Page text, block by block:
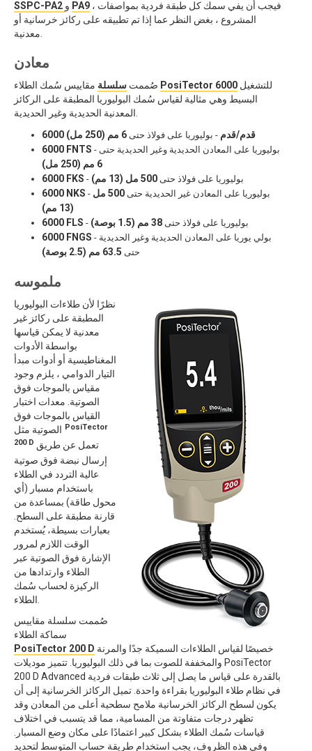
SSPC-PA2 PA9 ، فيجب أن يفي سمك كل طبقة فردية بمواصفات
المشروع ، بغض النظر عما إذا تم تطبيقه على ركائز خرسانية أو
معادن
صُممت سلسلة PosiTector 6000
البسيط وهي مثالية لقياس سُمك البوليوريا المطبقة على الركائز
6000 قدم/قدم - بوليوريا على فولاذ حتى 6 مم (250 مل)
6000 FNTS
- بوليوريا على المعادن الحديدية وغير الحديدية حتى
6 مم (250 مل)
6000 FKS
- بوليوريا على فولاذ حتى 500 مل (13 مم)
6000 NKS
- بوليوريا على المعادن غير الحديدية حتى
500 مل
(13 مم)
6000 FLS
- بوليوريا على فولاذ حتى 38 مم
(1.5 بوصة)
6000 FNGS - بولي يوريا على المعادن الحديدية وغير الحديدية
حتى 63.5 مم (2.5 بوصة)
ملموسه
نظرًا لأن طلاءات البوليوريا
المطبقة على ركائز غير
معدنية لا يمكن قياسها
بواسطة الأدوات
المغناطيسية أو أدوات مبدأ
التيار الدوامي ، يلزم وجود
مقياس بالموجات فوق
الصوتية. معدات اختبار
القياس بالموجات فوق
PosiTector
200 D
إرسال نبضة فوق صوتية
عالية التردد في الطلاء
باستخدام مسبار (أي
محول طاقة) بمساعدة من
قارنة مطبقة على السطح.
بعبارات بسيطة، يُستخدم
الوقت اللازم لمرور
الإشارة فوق الصوتية عبر
الطلاء وارتدادها من
الركيزة لحساب سُمك
صُممت سلسلة مقاييس
سماكة الطلاء
PosiTector 200 D
والمخففة للصوت بما في ذلك البوليوريا. تتميز موديلات PosiTector
200 D Advanced بالقدرة على قياس ما يصل إلى ثلاث طبقات فردية
في نظام طلاء البوليوريا بقراءة واحدة. تميل الركائز الخرسانية إلى أن
يكون لسطح الركائز الخرسانية ملامح سطحية أعلى من المعادن وقد
تظهر درجات متفاوتة من المسامية، مما قد يتسبب في اختلاف
قياسات سُمك الطلاء بشكل كبير اعتمادًا على مكان وضع المسبار.
وفي هذه الظروف، يجب استخدام طريقة حساب المتوسط لتحديد